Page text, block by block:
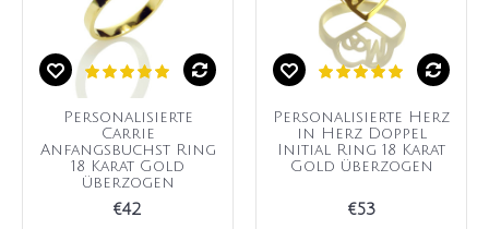
Personalisierte
Carrie
Anfangsbuchst Ring
18 Karat Gold
überzogen
€42
Personalisierte Herz
in Herz Doppel
Initial Ring 18 Karat
Gold überzogen
€53